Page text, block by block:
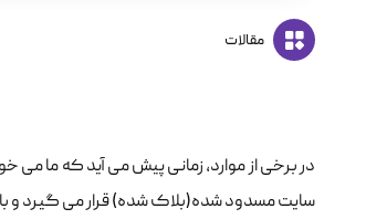
مقالات
در برخی از موارد، زمانی پیش می آید که ما
سایت مسدود شده(بلاک شده) قرار می گیرد و